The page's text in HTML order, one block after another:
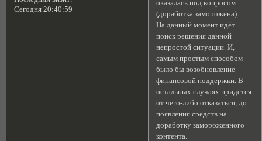
Сегодня 20:40:59
оказалась под вопросом
(доработка заморожена).
На данный момент идёт
поиск решения данной
непростой ситуации. И,
самым простым способом
было бы возобновление
финансовой поддержки. В
остальных случаях придётся
от чего-либо отказаться, до
появления средств на
доработку замороженного
контента.